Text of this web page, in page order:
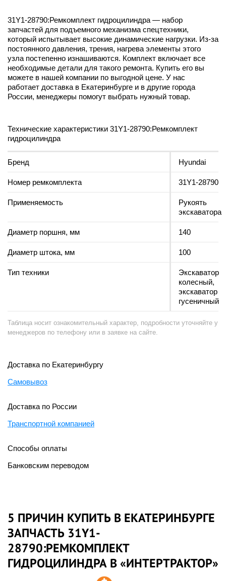
31Y1-28790:Ремкомплект гидроцилиндра — набор
запчастей для подъемного механизма спецтехники,
который испытывает высокие динамические нагрузки. Из-за
постоянного давления, трения, нагрева элементы этого
узла постепенно изнашиваются. Комплект включает все
необходимые детали для такого ремонта. Купить его вы
можете в нашей компании по выгодной цене. У нас
работает доставка в Екатеринбурге и в другие города
России, менеджеры помогут выбрать нужный товар.
Технические характеристики 31Y1-28790:Ремкомплект
гидроцилиндра
Бренд Hyundai
Номер ремкомплекта 31Y1-28790
Применяемость
Рукоять
экскаватора
Диаметр поршня, мм 140
Диаметр штока, мм 100
Тип техники
Экскаватор
колесный,
экскаватор
гусеничный
Таблица носит ознакомительный характер, подробности уточняйте у
менеджеров по телефону или в заявке на сайте.
Доставка по Екатеринбургу
Самовывоз
Доставка по России
Транспортной компанией
Способы оплаты
Банковским переводом
5 ПРИЧИН КУПИТЬ В ЕКАТЕРИНБУРГЕ
ЗАПЧАСТЬ 31Y1-
28790:РЕМКОМПЛЕКТ
ГИДРОЦИЛИНДРА В «ИНТЕРТРАКТОР»